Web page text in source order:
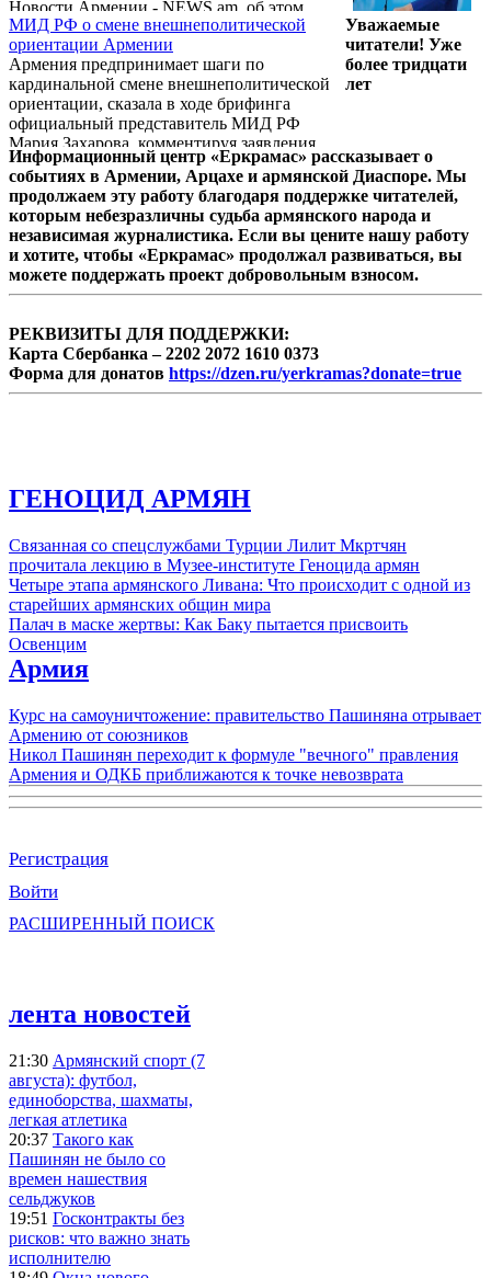
Новости Армении - NEWS.am, об этом
заявила официальный представитель МИД
РФ Мария Захарова.
МИД РФ о смене внешнеполитической
ориентации Армении
Армения предпринимает шаги по
кардинальной смене внешнеполитической
ориентации, сказала в ходе брифинга
официальный представитель МИД РФ
Мария Захарова, комментируя заявления
секретаря Совбеза Армении Армена
Григоряна, ранее заявившего, что Ереван не
меняет политического вектора, а
диверсифицирует свою безопасность.
Уважаемые
читатели! Уже
более тридцати
лет
Информационный центр «Еркрамас» рассказывает о
событиях в Армении, Арцахе и армянской Диаспоре. Мы
продолжаем эту работу благодаря поддержке читателей,
которым небезразличны судьба армянского народа и
независимая журналистика. Если вы цените нашу работу
и хотите, чтобы «Еркрамас» продолжал развиваться, вы
можете поддержать проект добровольным взносом.
РЕКВИЗИТЫ ДЛЯ ПОДДЕРЖКИ:
Карта Сбербанка – 2202 2072 1610 0373
Форма для донатов https://dzen.ru/yerkramas?donate=true
ГЕНОЦИД АРМЯН
Связанная со спецслужбами Турции Лилит Мкртчян
прочитала лекцию в Музее-институте Геноцида армян
Четыре этапа армянского Ливана: Что происходит с одной из
старейших армянских общин мира
Палач в маске жертвы: Как Баку пытается присвоить
Освенцим
Армия
Курс на самоуничтожение: правительство Пашиняна отрывает
Армению от союзников
Никол Пашинян переходит к формуле "вечного" правления
Армения и ОДКБ приближаются к точке невозврата
Регистрация
Войти
РАСШИРЕННЫЙ ПОИСК
лента новостей
21:30 Армянский спорт (7
августа): футбол,
единоборства, шахматы,
легкая атлетика
20:37 Такого как
Пашинян не было со
времен нашествия
сельджуков
19:51 Госконтракты без
рисков: что важно знать
исполнителю